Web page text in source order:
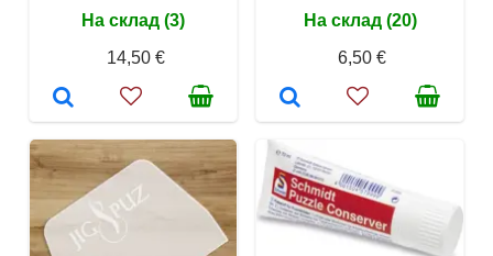
На склад (3)
14,50 €
На склад (20)
6,50 €